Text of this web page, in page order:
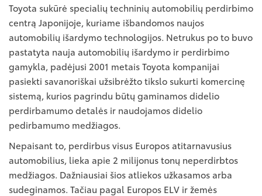
Toyota sukūrė specialių techninių automobilių perdirbimo
centrą Japonijoje, kuriame išbandomos naujos
automobilių išardymo technologijos. Netrukus po to buvo
pastatyta nauja automobilių išardymo ir perdirbimo
gamykla, padėjusi 2001 metais Toyota kompanijai
pasiekti savanoriškai užsibrėžto tikslo sukurti komercinę
sistemą, kurios pagrindu būtų gaminamos didelio
perdirbamumo detalės ir naudojamos didelio
pedirbamumo medžiagos.
Nepaisant to, perdirbus visus Europos atitarnavusius
automobilius, lieka apie 2 milijonus tonų neperdirbtos
medžiagos. Dažniausiai šios atliekos užkasamos arba
sudeginamos. Tačiau pagal Europos ELV ir žemės